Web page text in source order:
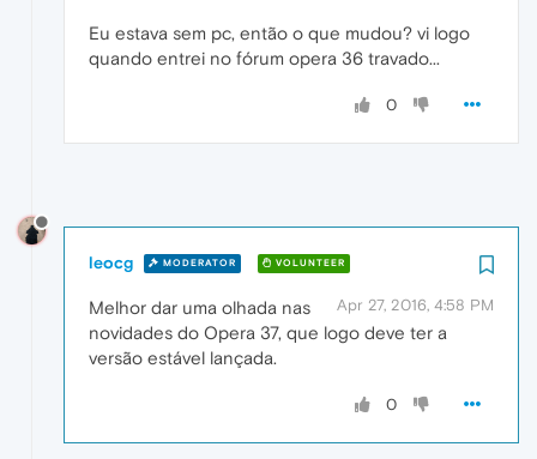
Eu estava sem pc, então o que mudou? vi logo
quando entrei no fórum opera 36 travado...
0
leocg MODERATOR VOLUNTEER
Apr 27, 2016, 4:58 PM
Melhor dar uma olhada nas
novidades do Opera 37, que logo deve ter a
versão estável lançada.
0